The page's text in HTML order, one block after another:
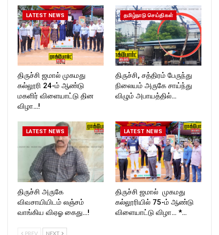
Follow us on:
https://twitter.com/ROCKFOR
T_TIMESC
LATEST NEWS
திருச்சி ஜமால் முகமது
கல்லூரி 24-ம் ஆண்டு
மகளிர் விளையாட்டு தின
விழா…!
தமிழ்நாடு செய்திகள்
திருச்சி, சத்திரம் பேருந்து
நிலையம் அருகே சாய்ந்து
விழும் அபாயத்தில்…
LATEST NEWS
திருச்சி அருகே
விவசாயியிடம் லஞ்சம்
வாங்கிய விஏஓ கைது…!
LATEST NEWS
திருச்சி ஜமால் முகமது
கல்லூரியில் 75-ம் ஆண்டு
விளையாட்டு விழா… *…
PREV NEXT